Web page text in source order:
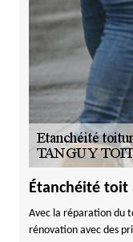
Étanchéité toit
Avec la réparation du
rénovation avec des